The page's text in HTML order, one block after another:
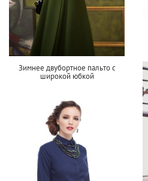
Зимнее двубортное пальто с
широкой юбкой